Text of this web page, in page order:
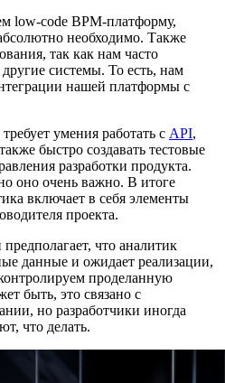
low-code BPM-платформу,
необходимо. Также
так как нам часто
системы. То есть, нам
нашей платформы с
умения работать с API,
быстро создавать тестовые
разработки продукта.
оно очень важно. В итоге
включает в себя элементы
проекта.
что аналитик
данные и ожидает реализации,
проделанную
быть, это связано с
но разработчики иногда
что делать.